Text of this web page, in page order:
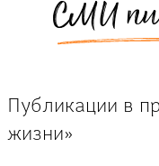
СМИ
Публикации в
жизни»